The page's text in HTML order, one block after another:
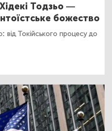
Хідекі Тодзьо —
божество
від Токійського процесу до